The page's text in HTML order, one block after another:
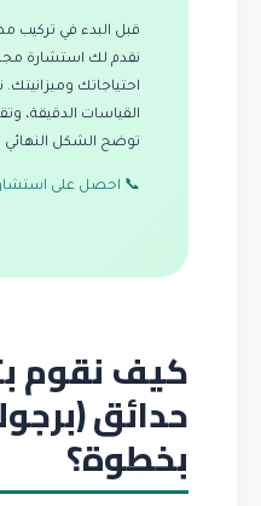
قبل البدء في تركيب
نقدم لك استشارة
احتياجاتك وميزانيتك.
القياسات الدقيقة،
توضح الشكل النهائي
📞 احصل على
كيف نقوم
حدائق
بخطوة؟